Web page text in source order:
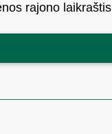
rajono laikraštis